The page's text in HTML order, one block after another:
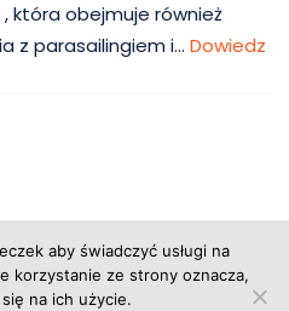
która obejmuje również
z parasailingiem i… Dowiedz
CoWartoZwiedzic.pl
aby świadczyć usługi na
korzystanie ze strony oznacza,
na ich użycie.